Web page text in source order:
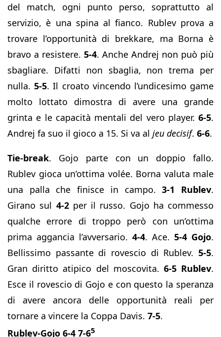
del match, ogni punto perso, soprattutto al
servizio, è una spina al fianco. Rublev prova a
trovare l’opportunità di brekkare, ma Borna è
bravo a resistere. 5-4. Anche Andrej non può più
sbagliare. Difatti non sbaglia, non trema per
nulla.5-5. Il croato vincendo l’undicesimo game
molto lottato dimostra di avere una grande
grinta e le capacità mentali del vero player. 6-5.
Andrej fa suo il gioco a 15. Si va al jeu decisif. 6-6.
Tie-break. Gojo parte con un doppio fallo.
Rublev gioca un’ottima volée. Borna valuta male
una palla che finisce in campo.3-1 Rublev.
Girano sul 4-2per il russo. Gojo ha commesso
qualche errore di troppo però con un’ottima
prima aggancia l’avversario. 4-4. Ace. 5-4 Gojo.
Bellissimo passante di rovescio di Rublev. 5-5.
Gran diritto atipico del moscovita. 6-5 Rublev.
Esce il rovescio di Gojo e con questo la speranza
di avere ancora delle opportunità reali per
tornare a vincere la Coppa Davis. 7-5.
Rublev-Gojo 6-4 7-65